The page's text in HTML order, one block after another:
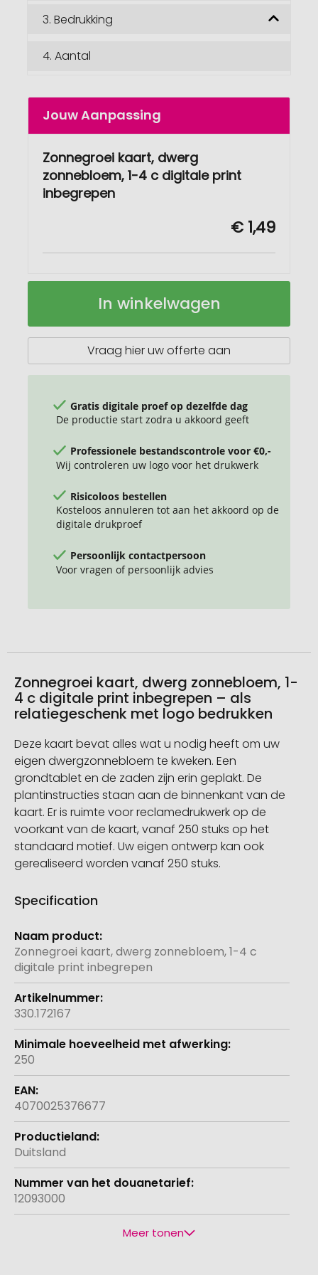
3. Bedrukking
4. Aantal
Jouw Aanpassing
Zonnegroei kaart, dwerg
zonnebloem, 1-4 c digitale print
inbegrepen
€ 1,49
Zon
Op
In winkelwagen
Vraag hier uw offerte aan
Gratis digitale proef op dezelfde dag
De productie start zodra u akkoord geeft
Professionele bestandscontrole voor €0,-
Wij controleren uw logo voor het drukwerk
Risicoloos bestellen
Kosteloos annuleren tot aan het akkoord op de
digitale drukproef
Persoonlijk contactpersoon
Voor vragen of persoonlijk advies
Zonnegroei kaart, dwerg zonnebloem, 1-
4 c digitale print inbegrepen – als
relatiegeschenk met logo bedrukken
Deze kaart bevat alles wat u nodig heeft om uw
eigen dwergzonnebloem te kweken. Een
grondtablet en de zaden zijn erin geplakt. De
plantinstructies staan aan de binnenkant van de
kaart. Er is ruimte voor reclamedrukwerk op de
voorkant van de kaart, vanaf 250 stuks op het
standaard motief. Uw eigen ontwerp kan ook
gerealiseerd worden vanaf 250 stuks.
Specification
Meer
informatie
Zonnegroei kaart, dwerg zonnebloem, 1-4 c
digitale print inbegrepen
330.172167
250
4070025376677
Duitsland
12093000
Meer tonen